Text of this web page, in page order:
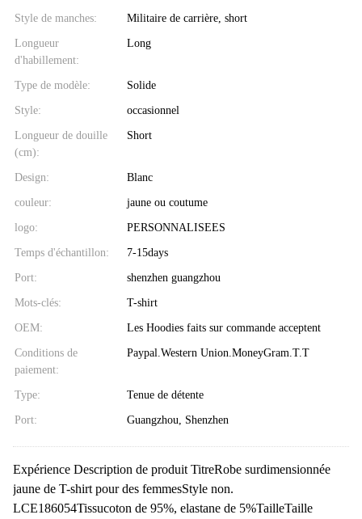
Style de manches: Militaire de carrière, short
Longueur
d'habillement:
Long
Type de modèle: Solide
Style: occasionnel
Longueur de douille
(cm):
Short
Design: Blanc
couleur: jaune ou coutume
logo: PERSONNALISEES
Temps d'échantillon: 7-15days
Port: shenzhen guangzhou
Mots-clés: T-shirt
OEM: Les Hoodies faits sur commande acceptent
Conditions de
paiement:
Paypal.Western Union.MoneyGram.T.T
Type: Tenue de détente
Port: Guangzhou, Shenzhen
Expérience Description de produit TitreRobe surdimensionnée
jaune de T-shirt pour des femmesStyle non.
LCE186054Tissucoton de 95%, elastane de 5%TailleTaille